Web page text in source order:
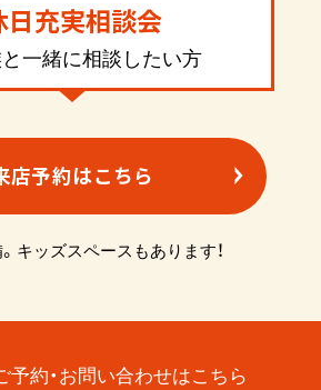
日充実相談会
一緒に相談したい方
店予約はこちら
キッズスペースもあります！
予約・お問い合わせはこちら